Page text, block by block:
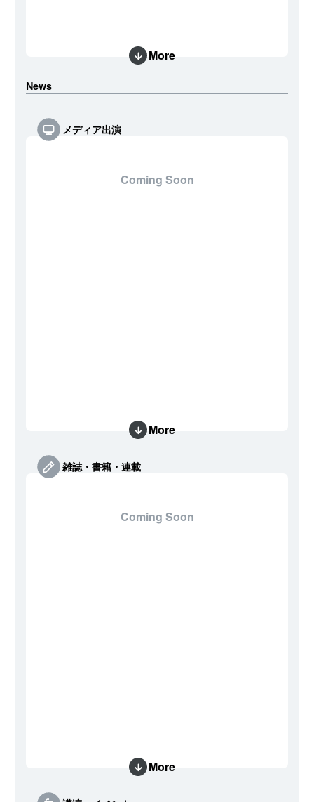
More
News
メディア出演
Coming Soon
More
雑誌・書籍・連載
Coming Soon
More